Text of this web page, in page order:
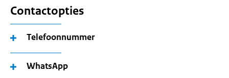
Contactopties
Telefoonnummer
WhatsApp